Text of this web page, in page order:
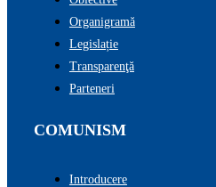
Organigramă
Legislație
Transparenţă
Parteneri
COMUNISM
Introducere